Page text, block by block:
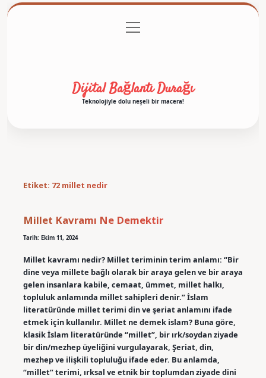
Gizlilik Politikası
menüyü
aç
Dijital Bağlantı Durağı
Teknolojiyle dolu neşeli bir macera!
Etiket: 72 millet nedir
Millet Kavramı Ne Demektir
Tarih: Ekim 11, 2024
Millet kavramı nedir? Millet teriminin terim anlamı: “Bir
dine veya millete bağlı olarak bir araya gelen ve bir araya
gelen insanlara kabile, cemaat, ümmet, millet halkı,
topluluk anlamında millet sahipleri denir.” İslam
literatüründe millet terimi din ve şeriat anlamını ifade
etmek için kullanılır. Millet ne demek islam? Buna göre,
klasik İslam literatüründe “millet”, bir ırk/soydan ziyade
bir din/mezhep üyeliğini vurgulayarak, Şeriat, din,
mezhep ve ilişkili topluluğu ifade eder. Bu anlamda,
“millet” terimi, ırksal ve etnik bir toplumdan ziyade dini